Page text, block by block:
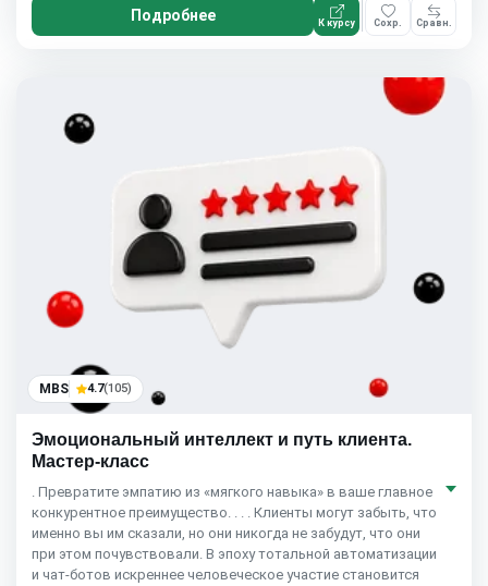
Подробнее К курсу Сохр. Сравн.
MBS 4.7(105)
Эмоциональный интеллект и путь клиента.
Мастер-класс
. Превратите эмпатию из «мягкого навыка» в ваше главное
конкурентное преимущество. . . . Клиенты могут забыть, что
именно вы им сказали, но они никогда не забудут, что они
при этом почувствовали. В эпоху тотальной автоматизации
и чат-ботов искреннее человеческое участие становится